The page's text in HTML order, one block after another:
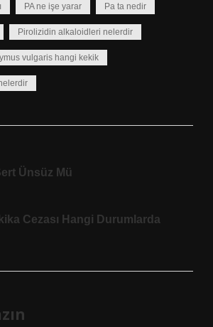
PA ne işe yarar Pa ta nedir
Pirolizidin alkaloidleri nelerdir
vulgaris hangi kekik
Ünsüz Mü
Cezası Hangi Durumlarda